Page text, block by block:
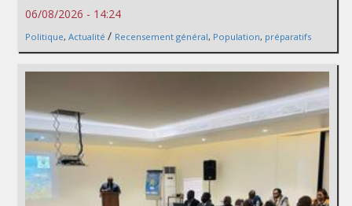
06/08/2026 - 14:24
Politique, Actualité / Recensement général, Population, préparatifs